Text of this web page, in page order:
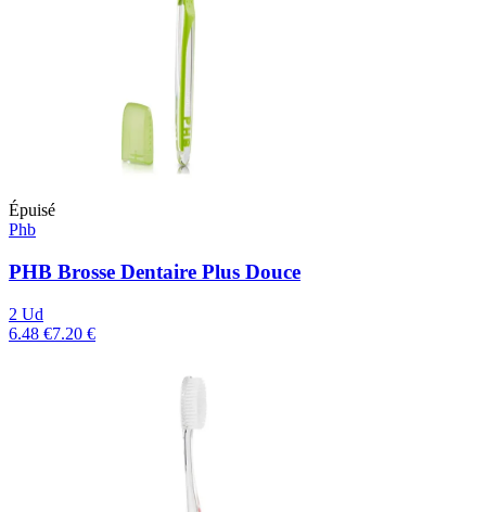
Épuisé
Phb
PHB Brosse Dentaire Plus Douce
2 Ud
6.48 €7.20 €